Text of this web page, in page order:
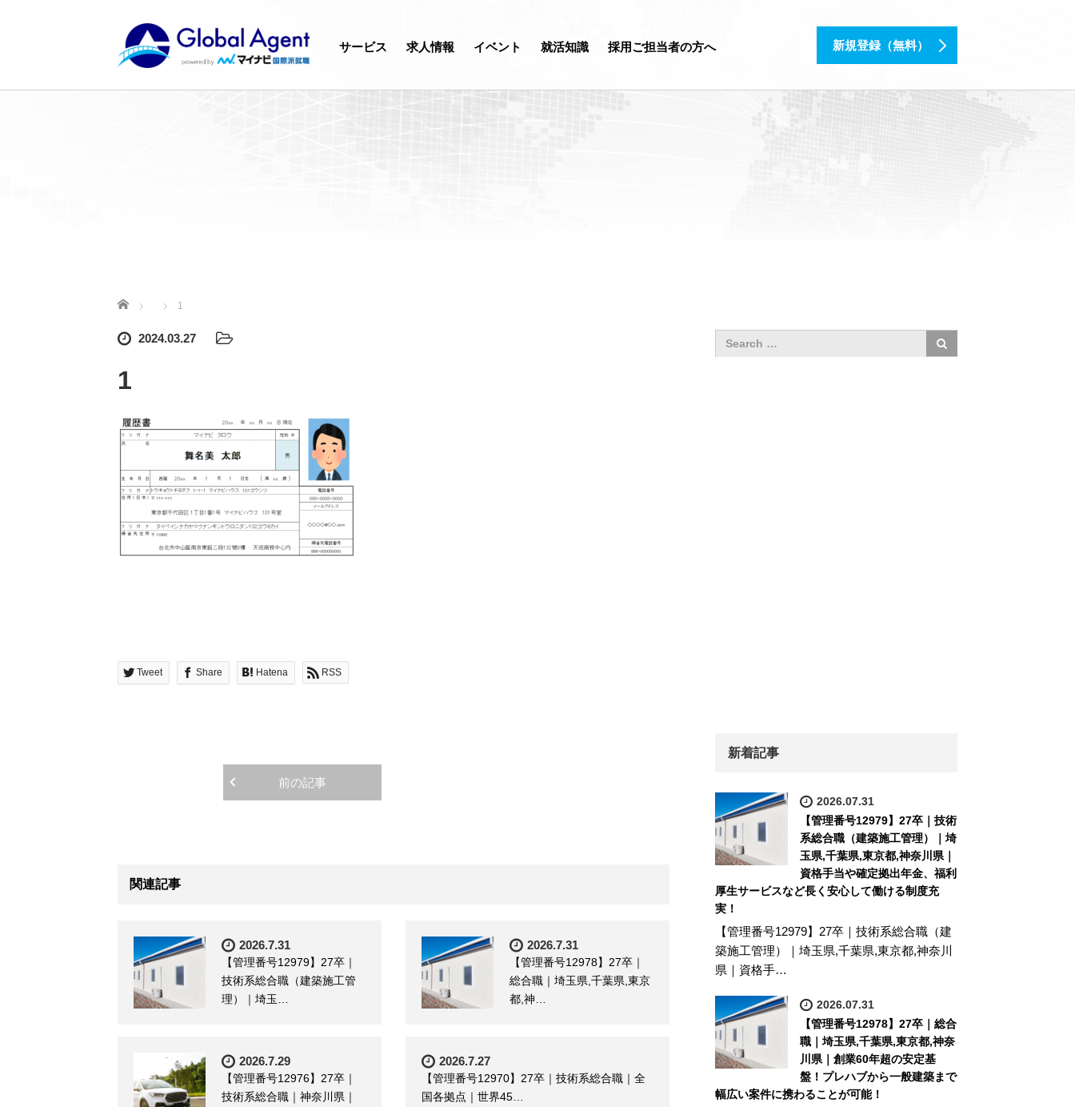
サービス 求人情報 イベント 就活知識 採用ご担当者の方へ 新規登録（無料）
ホーム 1
2024.03.27
1
Tweet Share Hatena RSS
前の記事
関連記事
2026.7.31
【管理番号12979】27卒｜
技術系総合職（建築施工管
理）｜埼玉…
2026.7.31
【管理番号12978】27卒｜
総合職｜埼玉県,千葉県,東京
都,神…
2026.7.29
【管理番号12976】27卒｜
技術系総合職｜神奈川県｜
2026.7.27
【管理番号12970】27卒｜技術系総合職｜全
国各拠点｜世界45…
新着記事
2026.07.31
【管理番号12979】27卒｜技術
系総合職（建築施工管理）｜埼
玉県,千葉県,東京都,神奈川県｜
資格手当や確定拠出年金、福利
厚生サービスなど長く安心して働ける制度充
実！
【管理番号12979】27卒｜技術系総合職（建
築施工管理）｜埼玉県,千葉県,東京都,神奈川
県｜資格手…
2026.07.31
【管理番号12978】27卒｜総合
職｜埼玉県,千葉県,東京都,神奈
川県｜創業60年超の安定基
盤！プレハブから一般建築まで
幅広い案件に携わることが可能！